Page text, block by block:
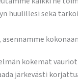
huulillesi sekä
kokemat
järkevästi